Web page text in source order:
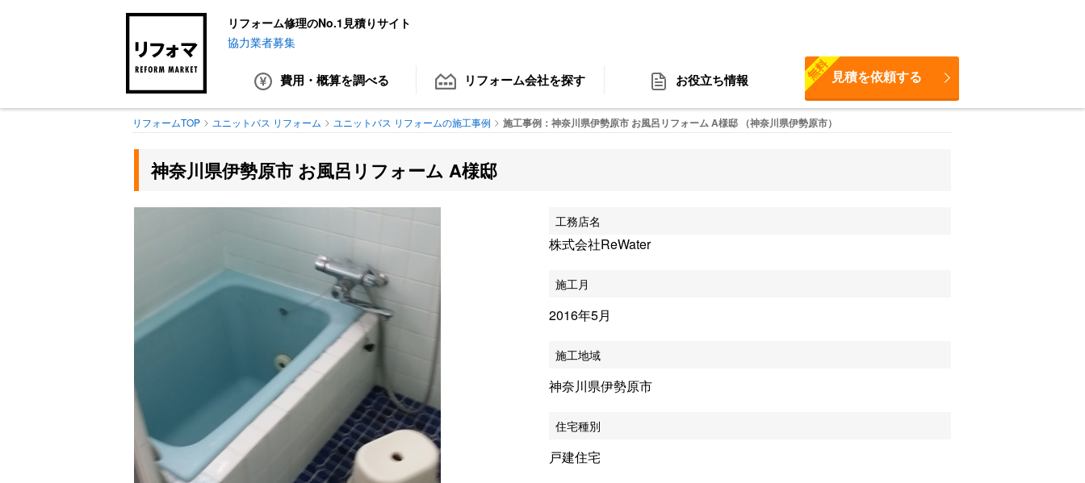
リフォーム修理のNo.1見積りサイト
協力業者募集
費用・概算を調べる リフォーム会社を探す お役立ち情報 見積を依頼する
無料
リフォームTOP ユニットバス リフォーム ユニットバス リフォームの施工事例 施工事例：神奈川県伊勢原市 お風呂リフォーム A様邸 （神奈川県伊勢原市）
神奈川県伊勢原市 お風呂リフォーム A様邸
工務店名
株式会社ReWater
施工月
2016年5月
施工地域
神奈川県伊勢原市
住宅種別
戸建住宅